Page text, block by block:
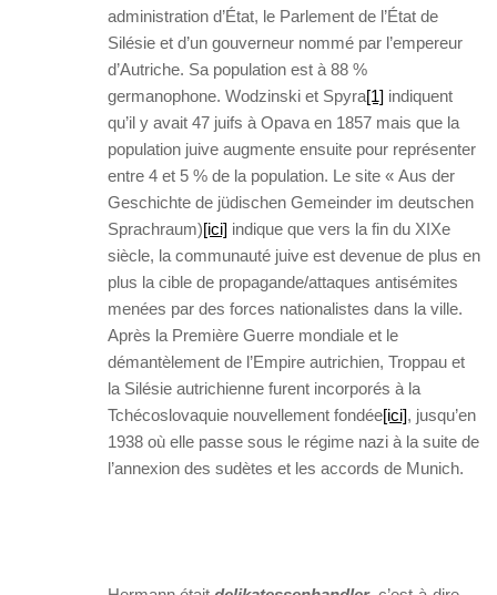
administration d’État, le Parlement de l’État de
Silésie et d’un gouverneur nommé par l’empereur
d’Autriche. Sa population est à 88 %
germanophone. Wodzinski et Spyra[1] indiquent
qu’il y avait 47 juifs à Opava en 1857 mais que la
population juive augmente ensuite pour représenter
entre 4 et 5 % de la population. Le site « Aus der
Geschichte de jüdischen Gemeinder im deutschen
Sprachraum)[ici] indique que vers la fin du XIXe
siècle, la communauté juive est devenue de plus en
plus la cible de propagande/attaques antisémites
menées par des forces nationalistes dans la ville.
Après la Première Guerre mondiale et le
démantèlement de l’Empire autrichien, Troppau et
la Silésie autrichienne furent incorporés à la
Tchécoslovaquie nouvellement fondée[ici], jusqu’en
1938 où elle passe sous le régime nazi à la suite de
l’annexion des sudètes et les accords de Munich.